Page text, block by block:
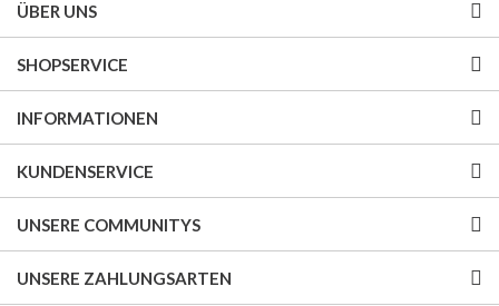
ÜBER UNS
SHOPSERVICE
INFORMATIONEN
KUNDENSERVICE
UNSERE COMMUNITYS
UNSERE ZAHLUNGSARTEN